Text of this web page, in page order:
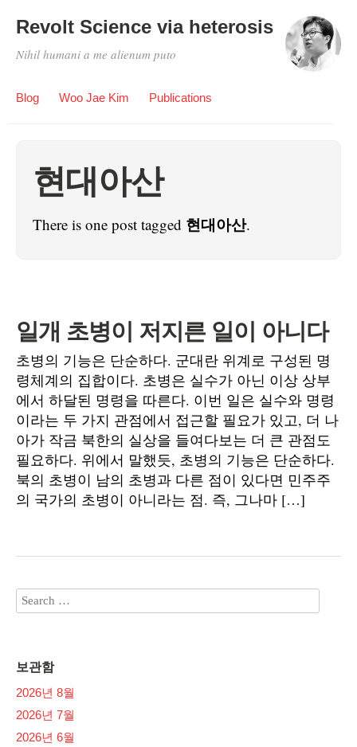
Revolt Science via heterosis
Nihil humani a me alienum puto
Blog Woo Jae Kim Publications
현대아산
There is one post tagged 현대아산.
일개 초병이 저지른 일이 아니다
초병의 기능은 단순하다. 군대란 위계로 구성된 명
령체계의 집합이다. 초병은 실수가 아닌 이상 상부
에서 하달된 명령을 따른다. 이번 일은 실수와 명령
이라는 두 가지 관점에서 접근할 필요가 있고, 더 나
아가 작금 북한의 실상을 들여다보는 더 큰 관점도
필요하다. 위에서 말했듯, 초병의 기능은 단순하다.
북의 초병이 남의 초병과 다른 점이 있다면 민주주
의 국가의 초병이 아니라는 점. 즉, 그나마 […]
보관함
2026년 8월
2026년 7월
2026년 6월